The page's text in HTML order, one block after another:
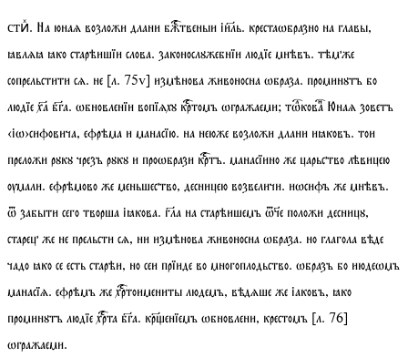
стиⷯ. На юнаѧ возложи длани бжтвеныи іиль. крестаѡбразно на главы,
ꙗвлѧꙗ ꙗко старѣишїи слова. законослꙋжебнїи людїе мнѣвъ. тѣмже
сопрельстити сѧ. не[л.75v] измѣнова живоносна ѡбраза. проминꙋтъ бо
людїе ха бга. ѡбновленїи вопїѧхꙋ кртомъ ѡгражаеми;тѡковаЮнаѧ зоветъ
‹іѡ›сифовича, ефрѣма и манасїю. на неюже возложи длани иꙗковъ. тои
преложи рꙋкꙋ чрезъ рꙋкꙋ и проѡбрази кртъ. манасїино же царьство лѣвицею
ѹмали. ефрѣмово же меньшество, десницею возвеличи. иѡсифъ же мнѣвъ.
ѿ забыти сего творша іꙗкова. гла на старѣишемъ ѿе положи десницꙋ,
старец же не прельсти сѧ, ни измѣнова живоносна ѡбраза. но глагола вѣде
чадо ꙗко се есть старѣи, но сеи прїиде во многоплодьство. ѡбразъ бо июдеѡмъ
манасїѧ. ефрѣмъ же хртоимениты людемъ, вѣдѧше же іаковъ, ꙗко
проминꙋтъ людїе хрта бга. кренїемъ ѡбновлени, крестомъ[л.76]
ѡгражаеми.